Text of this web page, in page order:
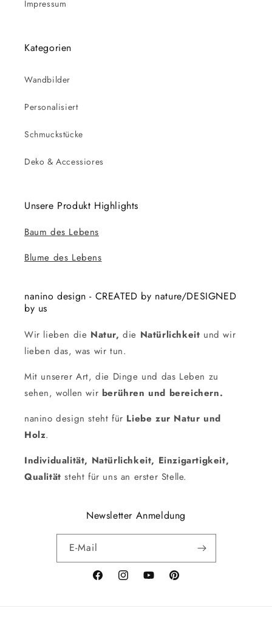
Impressum
Kategorien
Wandbilder
Personalisiert
Schmuckstücke
Deko & Accessiores
Unsere Produkt Highlights
Baum des Lebens
Blume des Lebens
nanino design - CREATED by nature/DESIGNED
by us
Wir lieben die Natur, die Natürlichkeit und wir
lieben das, was wir tun.
Mit unserer Art, die Dinge und das Leben zu
sehen, wollen wir berühren und bereichern.
nanino design steht für Liebe zur Natur und
Holz.
Individualität, Natürlichkeit, Einzigartigkeit,
Qualität steht für uns an erster Stelle.
Newsletter Anmeldung
E-Mail
FacebookInstagramYouTubePinterest